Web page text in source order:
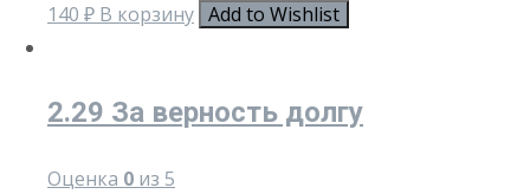
140 ₽ В корзину Add to Wishlist
2.29 За верность долгу
Оценка 0 из 5